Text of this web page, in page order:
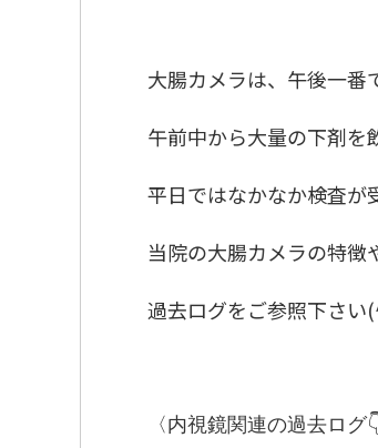
大腸カメラは、午後一番
午前中から大量の下剤を
平日ではなかなか検査が
当院の大腸カメラの特徴
過去ログをご参照下さ
〈内視鏡関連の過去ログ👇